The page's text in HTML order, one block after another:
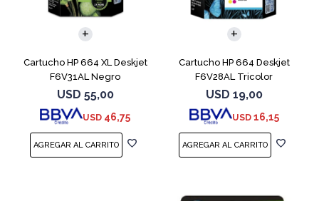
Cartucho HP 664 XL Deskjet
F6V31AL Negro
USD 55,00
USD 46,75
Cartucho HP 664 Deskjet
F6V28AL Tricolor
USD 19,00
USD 16,15